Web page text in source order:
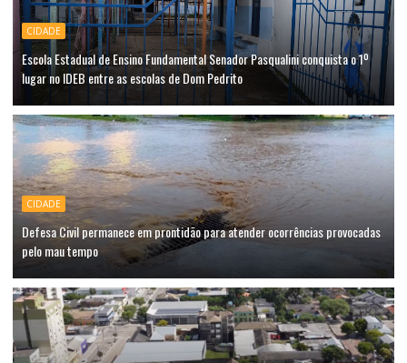
CIDADE
Escola Estadual de Ensino Fundamental Senador Pasqualini conquista o 1º
lugar no IDEB entre as escolas de Dom Pedrito
CIDADE
Defesa Civil permanece em prontidão para atender ocorrências provocadas
pelo mau tempo